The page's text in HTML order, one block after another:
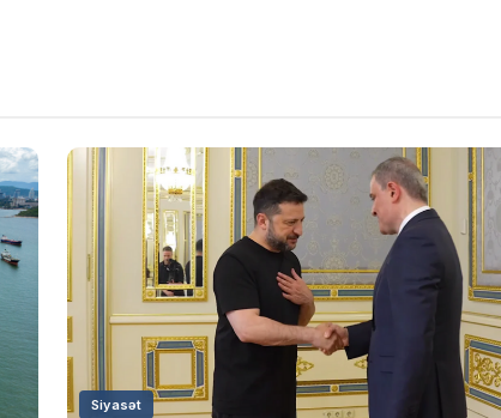
Siyasət